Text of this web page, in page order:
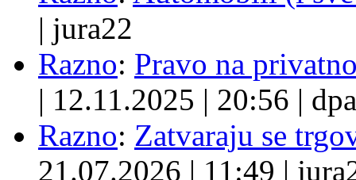
| jura22
Razno: Pravo na
| 12.11.2025 | 20:56 |
Razno: Zatvaraju se
21.07.2026 | 11:49 |